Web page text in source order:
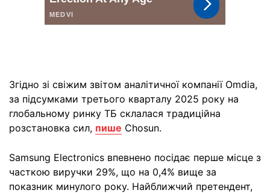
Згідно зі свіжим звітом аналітичної компанії Omdia,
за підсумками третього кварталу 2025 року на
глобальному ринку ТБ склалася традиційна
розстановка сил, пише Chosun.
Samsung Electronics впевнено посідає перше місце з
часткою виручки 29%, що на 0,4% вище за
показник минулого року. Найближчий претендент,